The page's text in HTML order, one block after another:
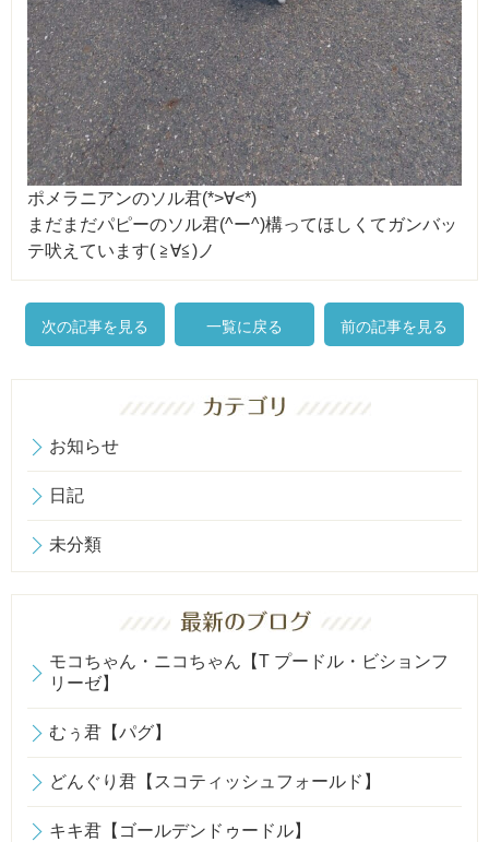
ポメラニアンのソル君(*>∀<*)
まだまだパピーのソル君(^ー^)構ってほしくてガンバッ
テ吠えています( ≧∀≦)ノ
次の記事を見る 一覧に戻る 前の記事を見る
お知らせ
日記
未分類
モコちゃん・ニコちゃん【T プードル・ビションフ
リーゼ】
むぅ君【パグ】
どんぐり君【スコティッシュフォールド】
キキ君【ゴールデンドゥードル】